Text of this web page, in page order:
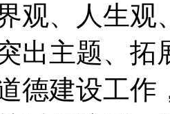
观、人生观
出主题、拓
德建设工